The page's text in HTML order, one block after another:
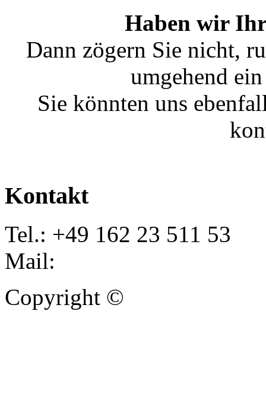
Haben wir Ihr
Dann zögern Sie nicht,
umgehend
Sie könnten uns
Kontakt
Tel.: +49 162 23 511 53
Mail:
Copyright ©